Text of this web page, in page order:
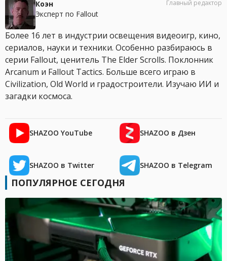
Коэн
Эксперт по Fallout
Главный редактор
Более 16 лет в индустрии освещения видеоигр, кино,
сериалов, науки и техники. Особенно разбираюсь в
серии Fallout, ценитель The Elder Scrolls. Поклонник
Arcanum и Fallout Tactics. Больше всего играю в
Civilization, Old World и градостроители. Изучаю ИИ и
загадки космоса.
SHAZOO YouTube SHAZOO в Дзен
SHAZOO в Twitter SHAZOO в Telegram
ПОПУЛЯРНОЕ СЕГОДНЯ